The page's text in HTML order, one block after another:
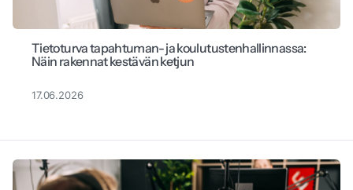
Tietoturva tapahtuman- ja koulutustenhallinnassa:
Näin rakennat kestävän ketjun
17.06.2026